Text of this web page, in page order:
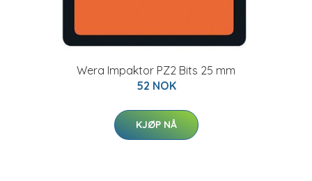
Wera Impaktor PZ2 Bits 25 mm
52 NOK
KJØP NÅ